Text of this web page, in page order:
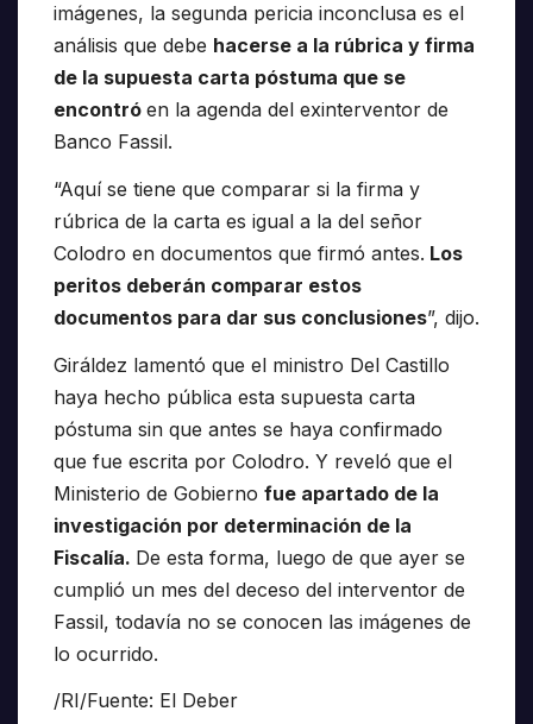
imágenes, la segunda pericia inconclusa es el
análisis que debe hacerse a la rúbrica y firma
de la supuesta carta póstuma que se
encontró en la agenda del exinterventor de
Banco Fassil.
“Aquí se tiene que comparar si la firma y
rúbrica de la carta es igual a la del señor
Colodro en documentos que firmó antes. Los
peritos deberán comparar estos
documentos para dar sus conclusiones”, dijo.
Giráldez lamentó que el ministro Del Castillo
haya hecho pública esta supuesta carta
póstuma sin que antes se haya confirmado
que fue escrita por Colodro. Y reveló que el
Ministerio de Gobierno fue apartado de la
investigación por determinación de la
Fiscalía. De esta forma, luego de que ayer se
cumplió un mes del deceso del interventor de
Fassil, todavía no se conocen las imágenes de
lo ocurrido.
/RI/Fuente: El Deber